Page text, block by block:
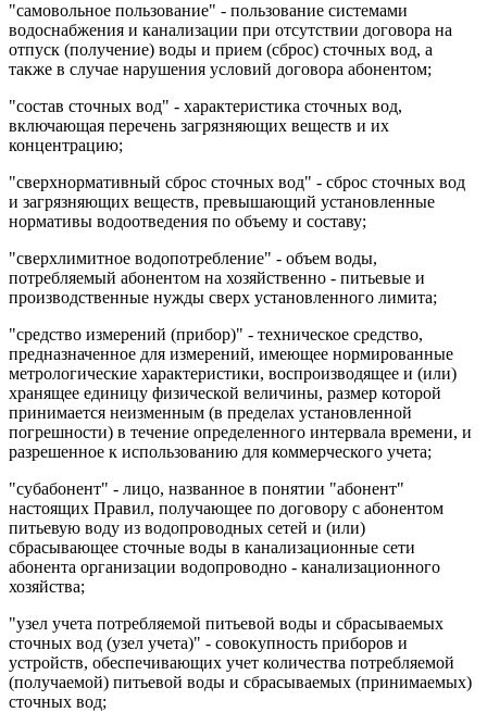
"самовольное пользование" - пользование системами
водоснабжения и канализации при отсутствии договора на
отпуск (получение) воды и прием (сброс) сточных вод, а
также в случае нарушения условий договора абонентом;
"состав сточных вод" - характеристика сточных вод,
включающая перечень загрязняющих веществ и их
концентрацию;
"сверхнормативный сброс сточных вод" - сброс сточных вод
и загрязняющих веществ, превышающий установленные
нормативы водоотведения по объему и составу;
"сверхлимитное водопотребление" - объем воды,
потребляемый абонентом на хозяйственно - питьевые и
производственные нужды сверх установленного лимита;
"средство измерений (прибор)" - техническое средство,
предназначенное для измерений, имеющее нормированные
метрологические характеристики, воспроизводящее и (или)
хранящее единицу физической величины, размер которой
принимается неизменным (в пределах установленной
погрешности) в течение определенного интервала времени, и
разрешенное к использованию для коммерческого учета;
"субабонент" - лицо, названное в понятии "абонент"
настоящих Правил, получающее по договору с абонентом
питьевую воду из водопроводных сетей и (или)
сбрасывающее сточные воды в канализационные сети
абонента организации водопроводно - канализационного
хозяйства;
"узел учета потребляемой питьевой воды и сбрасываемых
сточных вод (узел учета)" - совокупность приборов и
устройств, обеспечивающих учет количества потребляемой
(получаемой) питьевой воды и сбрасываемых (принимаемых)
сточных вод;